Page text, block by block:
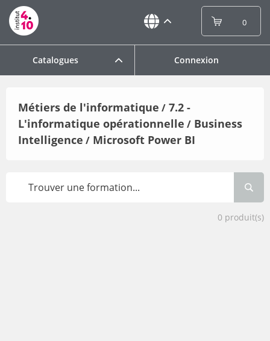
Catalogues Connexion
0
Métiers de l'informatique / 7.2 -
L'informatique opérationnelle / Business
Intelligence / Microsoft Power BI
0 produit(s)